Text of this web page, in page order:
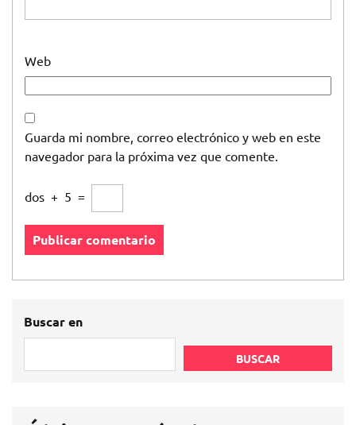
Web
Guarda mi nombre, correo electrónico y web en este
navegador para la próxima vez que comente.
dos + 5 =
Buscar en
BUSCAR